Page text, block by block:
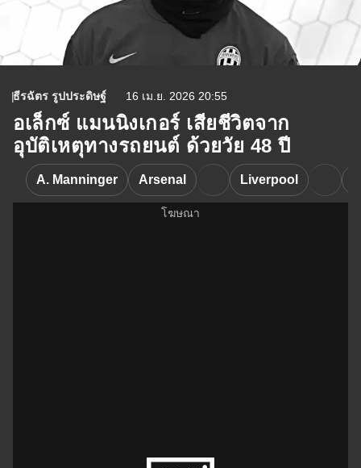
ธีรฉัตร รูปประดิษฐ์ 16 เม.ย. 2026 20:55
อเล็กซ์ แมนนิงเกอร์ เสียชีวิตจาก
อุบัติเหตุทางรถยนต์ ด้วยวัย 48 ปี
A. Manninger Arsenal Liverpool